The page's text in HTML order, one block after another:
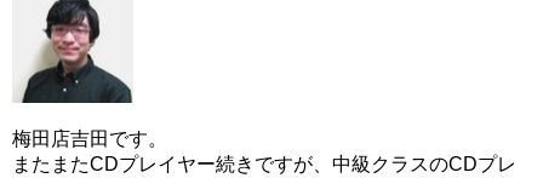
梅田店吉田です。
またまたCDプレイヤー続きですが、中級クラスのCDプレ